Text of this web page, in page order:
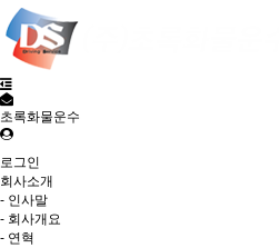
초록화물운수
로그인
회사소개
- 인사말
- 회사개요
- 연혁